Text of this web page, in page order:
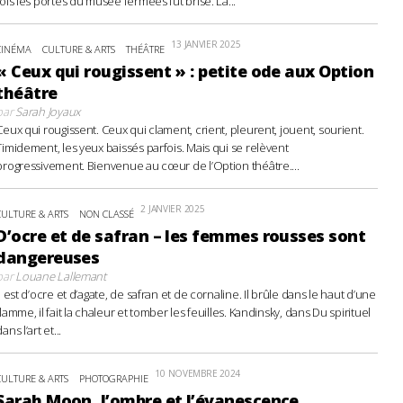
CULTURE & ARTS THÉÂTRE 13 JANVIER 2025
Ceux qui rougissent » : petite ode aux Option
Sarah Joyaux
qui rougissent. Ceux qui clament, crient, pleurent, jouent, sourient.
les yeux baissés parfois. Mais qui se relèvent
Bienvenue au cœur de l’Option théâtre....
& ARTS NON CLASSÉ 2 JANVIER 2025
et de safran – les femmes rousses sont
Louane Lallemant
est d’ocre et d’agate, de safran et de cornaline. Il brûle dans le haut d’une
il fait la chaleur et tomber les feuilles. Kandinsky, dans Du spirituel
l’art et...
& ARTS PHOTOGRAPHIE 10 NOVEMBRE 2024